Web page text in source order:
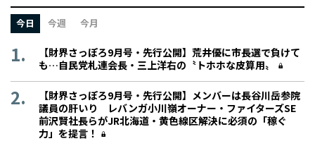
今日 今週 今月
【財界さっぽろ9月号・先行公開】荒井優に市長選で負けて
も…自民党札連会長・三上洋右の〝トホホな皮算用〟
【財界さっぽろ9月号・先行公開】メンバーは長谷川岳参院
議員の肝いり レバンガ小川嶺オーナー・ファイターズSE
前沢賢社長らがJR北海道・黄色線区解決に必須の「稼ぐ
力」を提言！